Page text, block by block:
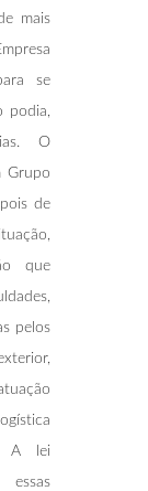
mais
se
podia,
O
Grupo
de
que
pelos
A lei